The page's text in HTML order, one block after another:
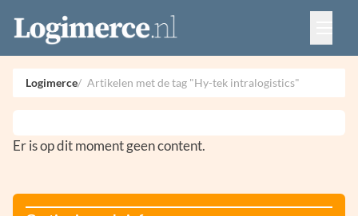
Vacatures
Events
Adverteren
Partners
Logimerce Artikelen met de tag "Hy-tek intralogistics"
Er is op dit moment geen content.